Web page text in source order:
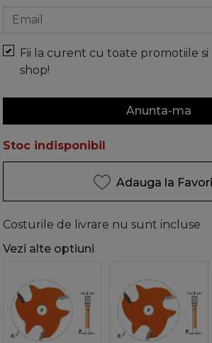
Email
Fii la curent cu toate promotiile
shop!
Anunta-ma
Stoc indisponibil
Adauga la
Costurile de livrare nu sunt incluse
Vezi alte optiuni